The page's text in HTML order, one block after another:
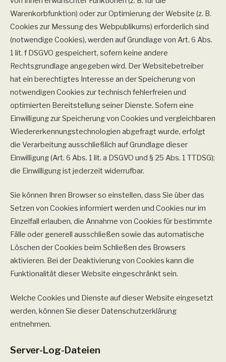
Warenkorbfunktion) oder zur Optimierung der Website (z. B.
Cookies zur Messung des Webpublikums) erforderlich sind
(notwendige Cookies), werden auf Grundlage von Art. 6 Abs.
1 lit. f DSGVO gespeichert, sofern keine andere
Rechtsgrundlage angegeben wird. Der Websitebetreiber
hat ein berechtigtes Interesse an der Speicherung von
notwendigen Cookies zur technisch fehlerfreien und
optimierten Bereitstellung seiner Dienste. Sofern eine
Einwilligung zur Speicherung von Cookies und vergleichbaren
Wiedererkennungstechnologien abgefragt wurde, erfolgt
die Verarbeitung ausschließlich auf Grundlage dieser
Einwilligung (Art. 6 Abs. 1 lit. a DSGVO und § 25 Abs. 1 TTDSG);
die Einwilligung ist jederzeit widerrufbar.
Sie können Ihren Browser so einstellen, dass Sie über das
Setzen von Cookies informiert werden und Cookies nur im
Einzelfall erlauben, die Annahme von Cookies für bestimmte
Fälle oder generell ausschließen sowie das automatische
Löschen der Cookies beim Schließen des Browsers
aktivieren. Bei der Deaktivierung von Cookies kann die
Funktionalität dieser Website eingeschränkt sein.
Welche Cookies und Dienste auf dieser Website eingesetzt
werden, können Sie dieser Datenschutzerklärung
entnehmen.
Server-Log-Dateien